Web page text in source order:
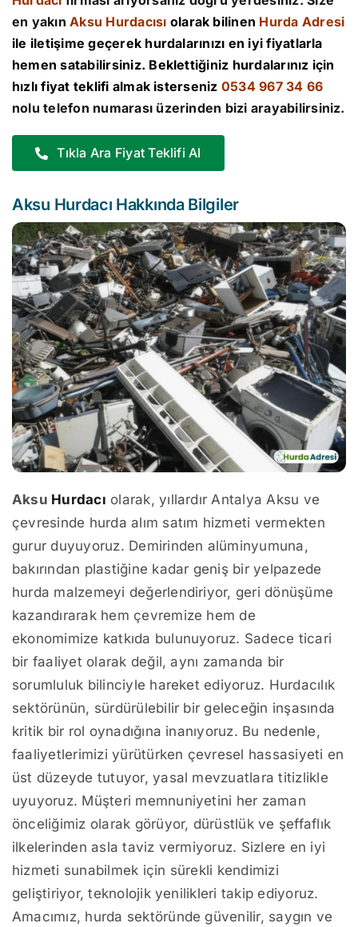
en yakınAksu Hurdacısı olarak bilinen Hurda Adresi
ile iletişime geçerek hurdalarınızı en iyi fiyatlarla
hemen satabilirsiniz. Beklettiğiniz hurdalarınız için
hızlı fiyat teklifi almak isterseniz 0534 967 34 66
nolu telefon numarası üzerinden bizi arayabilirsiniz.
Tıkla Ara Fiyat Teklifi Al
Aksu Hurdacı Hakkında Bilgiler
Aksu Hurdacı olarak, yıllardır Antalya Aksu ve
çevresinde hurda alım satım hizmeti vermekten
gurur duyuyoruz. Demirinden alüminyumuna,
bakırından plastiğine kadar geniş bir yelpazede
hurda malzemeyi değerlendiriyor, geri dönüşüme
kazandırarak hem çevremize hem de
ekonomimize katkıda bulunuyoruz. Sadece ticari
bir faaliyet olarak değil, aynı zamanda bir
sorumluluk bilinciyle hareket ediyoruz. Hurdacılık
sektörünün, sürdürülebilir bir geleceğin inşasında
kritik bir rol oynadığına inanıyoruz. Bu nedenle,
faaliyetlerimizi yürütürken çevresel hassasiyeti en
üst düzeyde tutuyor, yasal mevzuatlara titizlikle
uyuyoruz. Müşteri memnuniyetini her zaman
önceliğimiz olarak görüyor, dürüstlük ve şeffaflık
ilkelerinden asla taviz vermiyoruz. Sizlere en iyi
hizmeti sunabilmek için sürekli kendimizi
geliştiriyor, teknolojik yenilikleri takip ediyoruz.
Amacımız, hurda sektöründe güvenilir, saygın ve